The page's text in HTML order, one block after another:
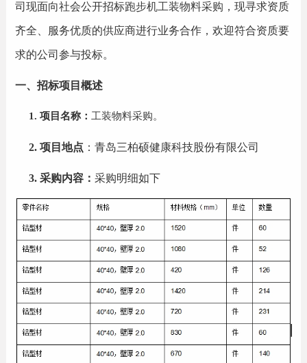
司现面向社会公开招标跑步机工装物料采购 ，现寻求资质
齐全、服务优质的供应商进行业务合作，欢迎符合资质要
求的公司参与投标。
一、招标项目概述
1. 项目名称： 工装物料采购。
2. 项目地点 ：青岛三柏硕健康科技股份有限公司
3. 采购内容： 采购明细如下